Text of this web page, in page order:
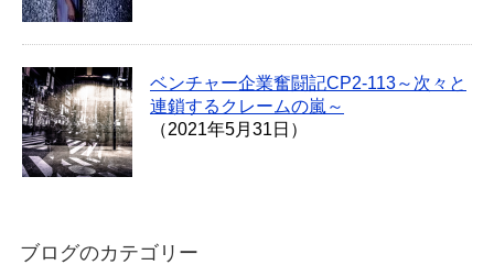
ベンチャー企業奮闘記CP2-113～次々と
連鎖するクレームの嵐～
（2021年5月31日）
ブログのカテゴリー